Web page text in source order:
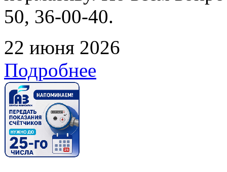
50, 36-00-40.
22 июня 2026
Подробнее